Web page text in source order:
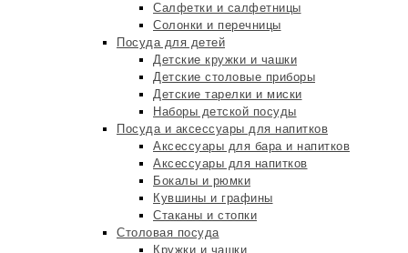
Салфетки и салфетницы
Солонки и перечницы
Посуда для детей
Детские кружки и чашки
Детские столовые приборы
Детские тарелки и миски
Наборы детской посуды
Посуда и аксессуары для напитков
Аксессуары для бара и напитков
Аксессуары для напитков
Бокалы и рюмки
Кувшины и графины
Стаканы и стопки
Столовая посуда
Кружки и чашки